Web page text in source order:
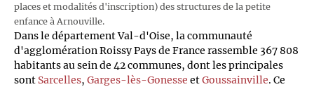
places et modalités d'inscription) des structures de la petite
enfance à Arnouville.
Dans le département Val-d'Oise, la communauté
d'agglomération Roissy Pays de France rassemble 367 808
habitants au sein de 42 communes, dont les principales
sont Sarcelles, Garges-lès-Gonesse etGoussainville. Ce